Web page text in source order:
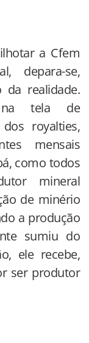
a Cfem
depara-se,
realidade.
tela de
royalties,
mensais
como todos
mineral
de minério
a produção
sumiu do
ele recebe,
ser produtor